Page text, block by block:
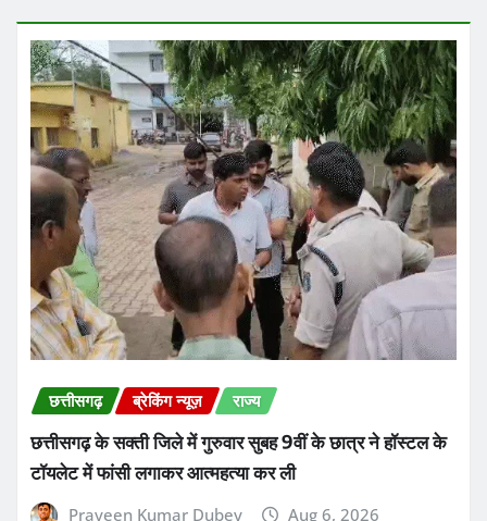
छत्तीसगढ़ ब्रेकिंग न्यूज़ राज्य
छत्तीसगढ़ के सक्ती जिले में गुरुवार सुबह 9वीं के छात्र ने हॉस्टल के
टॉयलेट में फांसी लगाकर आत्महत्या कर ली
Praveen Kumar Dubey Aug 6, 2026